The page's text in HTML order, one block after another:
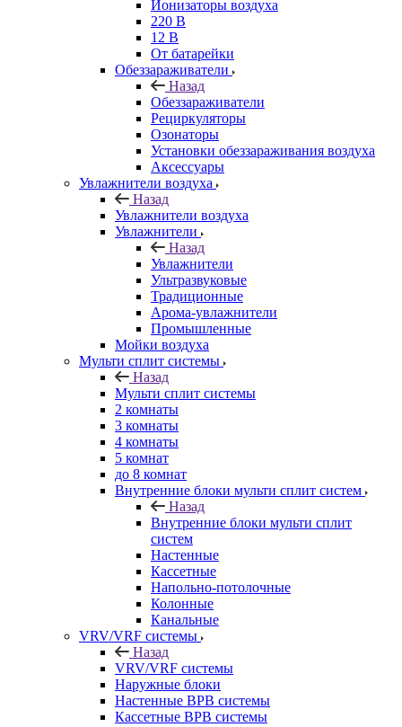
Ионизаторы воздуха
220 В
12 В
От батарейки
Обеззараживатели
Назад
Обеззараживатели
Рециркуляторы
Озонаторы
Установки обеззараживания воздуха
Аксессуары
Увлажнители воздуха
Назад
Увлажнители воздуха
Увлажнители
Назад
Увлажнители
Ультразвуковые
Традиционные
Арома-увлажнители
Промышленные
Мойки воздуха
Мульти сплит системы
Назад
Мульти сплит системы
2 комнаты
3 комнаты
4 комнаты
5 комнат
до 8 комнат
Внутренние блоки мульти сплит систем
Назад
Внутренние блоки мульти сплит
систем
Настенные
Кассетные
Напольно-потолочные
Колонные
Канальные
VRV/VRF системы
Назад
VRV/VRF системы
Наружные блоки
Настенные ВРВ системы
Кассетные ВРВ системы